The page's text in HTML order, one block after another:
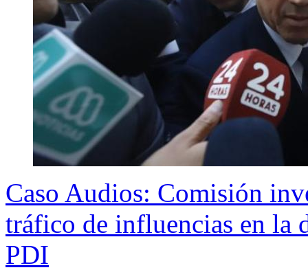
Caso Audios: Comisión
tráfico de influencias en la
PDI